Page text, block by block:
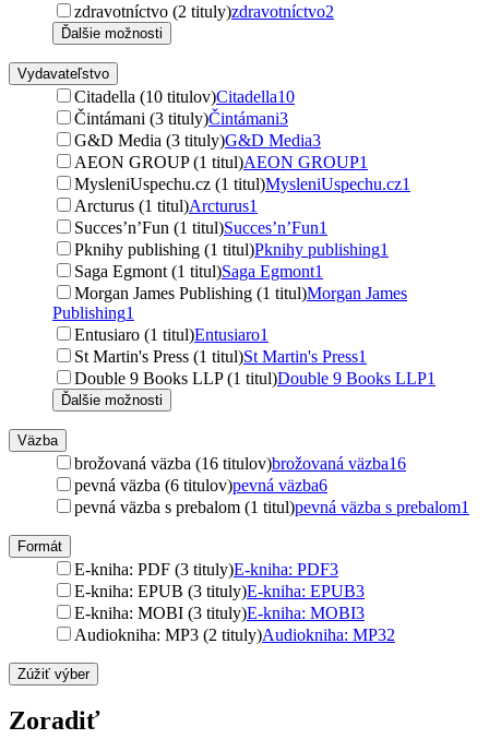
zdravotníctvo (2 tituly)zdravotníctvo2
Ďalšie možnosti
Vydavateľstvo
Citadella (10 titulov)Citadella10
Čintámani (3 tituly)Čintámani3
G&D Media (3 tituly)G&D Media3
AEON GROUP (1 titul)AEON GROUP1
MysleniUspechu.cz (1 titul)MysleniUspechu.cz1
Arcturus (1 titul)Arcturus1
Succes’n’Fun (1 titul)Succes’n’Fun1
Pknihy publishing (1 titul)Pknihy publishing1
Saga Egmont (1 titul)Saga Egmont1
Morgan James Publishing (1 titul)Morgan James
Publishing1
Entusiaro (1 titul)Entusiaro1
St Martin's Press (1 titul)St Martin's Press1
Double 9 Books LLP (1 titul)Double 9 Books LLP1
Ďalšie možnosti
Väzba
brožovaná väzba (16 titulov)brožovaná väzba16
pevná väzba (6 titulov)pevná väzba6
pevná väzba s prebalom (1 titul)pevná väzba s prebalom1
Formát
E-kniha: PDF (3 tituly)E-kniha: PDF3
E-kniha: EPUB (3 tituly)E-kniha: EPUB3
E-kniha: MOBI (3 tituly)E-kniha: MOBI3
Audiokniha: MP3 (2 tituly)Audiokniha: MP32
Zúžiť výber
Zoradiť